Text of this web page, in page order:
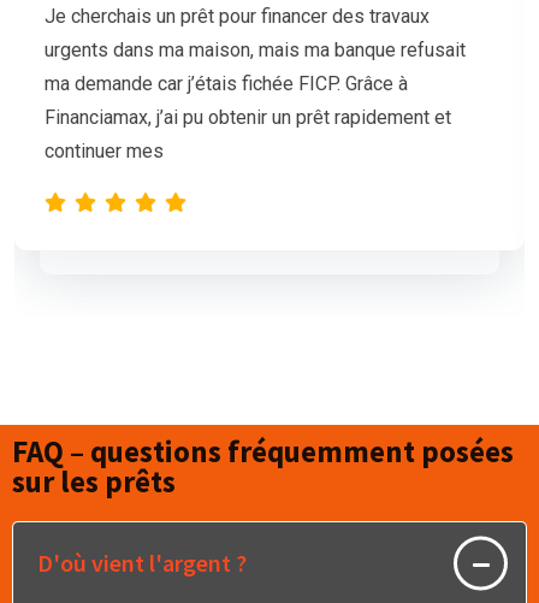
Nous avions besoin de trésorerie pour notre
association afin d’organiser un grand événement,
mais nos demandes de prêt étaient sans succès.
L’équipe de Financiamax a été très professionnelle
et compréhensive, et nous a proposé
FAQ – questions fréquemment posées
sur les prêts
D'où vient l'argent ?